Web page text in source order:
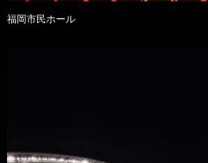
福岡市民ホール